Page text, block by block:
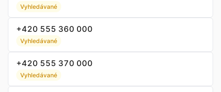
Vyhledávané
+420 555 360 000
Vyhledávané
+420 555 370 000
Vyhledávané